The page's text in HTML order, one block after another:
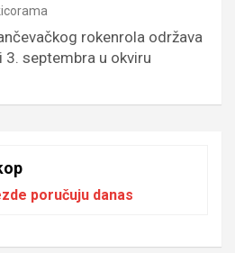
rokenrola održava
3. septembra u okviru
poručuju danas